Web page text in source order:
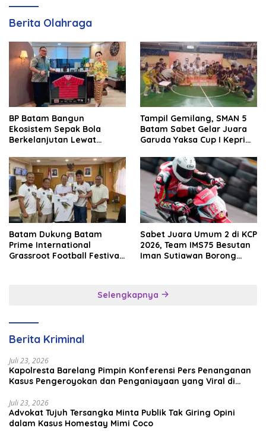
Berita Olahraga
BP Batam Bangun
Ekosistem Sepak Bola
Berkelanjutan Lewat
Tampil Gemilang, SMAN 5
Batam Sabet Gelar Juara
Garuda Yaksa Cup I Kepri
Batam Dukung Batam
Prime International
Grassroot Football Festival
Sabet Juara Umum 2 di KCP
2026, Team IMS75 Besutan
Iman Sutiawan Borong
Selengkapnya
Berita Kriminal
Juli 23, 2026
Kapolresta Barelang Pimpin Konferensi Pers Penanganan
Kasus Pengeroyokan dan Penganiayaan yang Viral di
Juli 23, 2026
Advokat Tujuh Tersangka Minta Publik Tak Giring Opini
dalam Kasus Homestay Mimi Coco